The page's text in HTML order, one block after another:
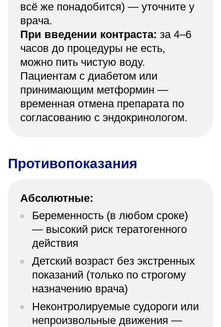
всё же понадобится) — уточните у
врача.
При введении контраста: за 4–6
часов до процедуры не есть,
можно пить чистую воду.
Пациентам с диабетом или
принимающим метформин —
временная отмена препарата по
согласованию с эндокринологом.
Противопоказания
Абсолютные:
Беременность (в любом сроке)
— высокий риск тератогенного
действия
Детский возраст без экстренных
показаний (только по строгому
назначению врача)
Неконтролируемые судороги или
непроизвольные движения —